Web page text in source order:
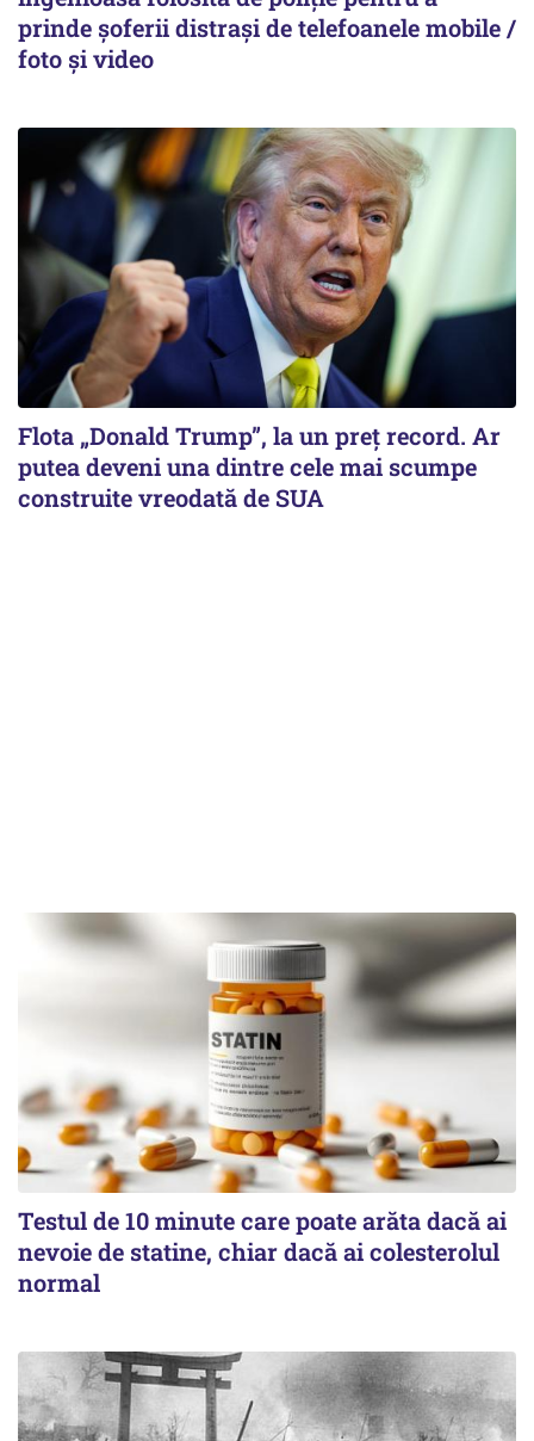
prinde șoferii distrași de telefoanele mobile /
foto și video
Flota „Donald Trump”, la un preț record. Ar
putea deveni una dintre cele mai scumpe
construite vreodată de SUA
Testul de 10 minute care poate arăta dacă ai
nevoie de statine, chiar dacă ai colesterolul
normal